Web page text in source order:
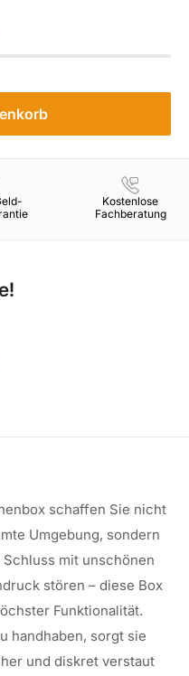
Kostenlose
Fachberatung
schaffen Sie nicht
Umgebung, sondern
mit unschönen
stören – diese Box
Funktionalität.
handhaben, sorgt sie
und diskret verstaut